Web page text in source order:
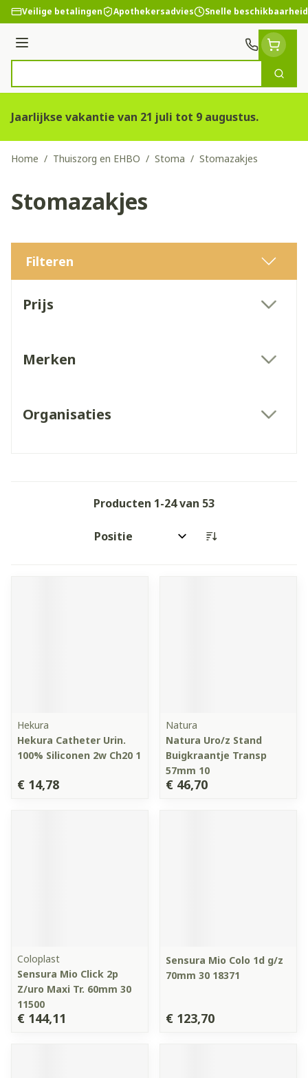
Ga naar de inhoud
Veilige betalingen Apothekersadvies Snelle beschikbaarheid
Menu
Zoek
Jaarlijkse vakantie van 21 juli tot 9 augustus.
Home / Thuiszorg en EHBO / Stoma / Stomazakjes
Stomazakjes
Filteren
Prijs
Merken
Organisaties
Producten 1-24van 53
Sorteer op:
Hekura
Hekura Catheter Urin.
100% Siliconen 2w Ch20 1
€ 14,78
Natura
Natura Uro/z Stand
Buigkraantje Transp
57mm 10
€ 46,70
Coloplast
Sensura Mio Click 2p
Z/uro Maxi Tr. 60mm 30
11500
€ 144,11
Sensura Mio Colo 1d g/z
70mm 30 18371
€ 123,70